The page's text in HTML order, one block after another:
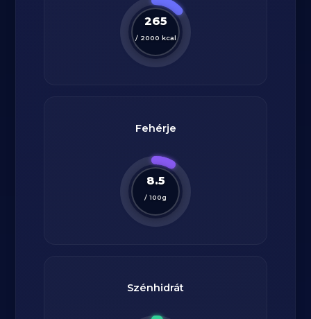
265
/ 2000 kcal
Fehérje
8.5
/ 100g
Szénhidrát